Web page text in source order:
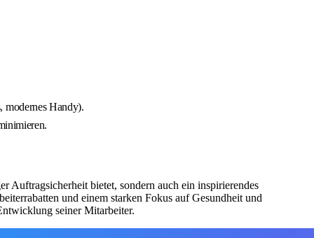
modernes Handy).
Auftragsicherheit bietet, sondern auch ein inspirierendes
und einem starken Fokus auf Gesundheit und
seiner Mitarbeiter.